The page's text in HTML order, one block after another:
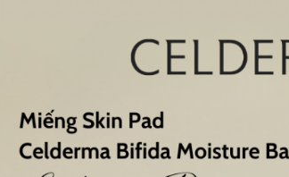
, thoa đều Sữa Dưỡng
Sâu Intense Moisturizing Cream.
phẩm Sữa Dưỡng Cân